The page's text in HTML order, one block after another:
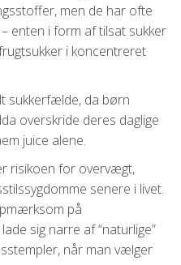
men de har ofte
enten i form af tilsat sukker
i koncentreret
sukkerfælde, da børn
overskride deres daglige
juice alene.
risikoen for overvægt,
senere i livet.
på
sig narre af “naturlige”
når man vælger